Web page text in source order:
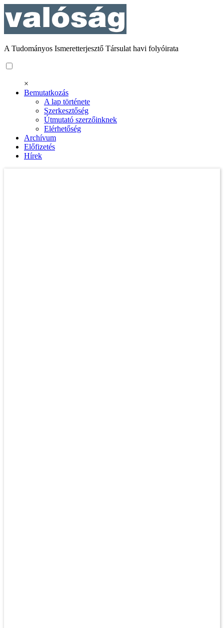
A Tudományos Ismeretterjesztő Társulat havi folyóirata
×
Bemutatkozás
A lap története
Szerkesztőség
Útmutató szerzőinknek
Elérhetőség
Archívum
Előfizetés
Hírek